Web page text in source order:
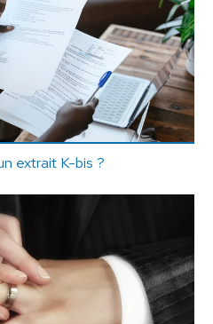
extrait K-bis ?